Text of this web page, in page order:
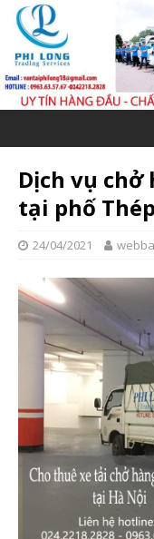
Dịch vụ chở
tại phố
24/04/2021